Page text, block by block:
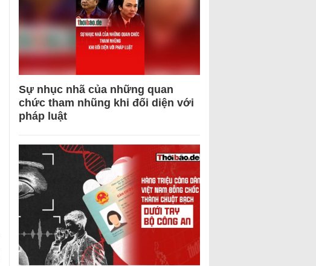
Sự nhục nhã của những quan
chức tham nhũng khi đối diện với
pháp luật